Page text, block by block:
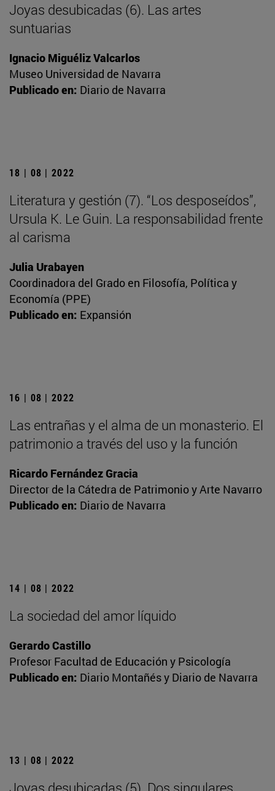
Joyas desubicadas (6). Las artes
suntuarias
Ignacio Miguéliz Valcarlos
Museo Universidad de Navarra
Publicado en: Diario de Navarra
18 | 08 | 2022
Literatura y gestión (7). “Los desposeídos”,
Ursula K. Le Guin. La responsabilidad frente
al carisma
Julia Urabayen
Coordinadora del Grado en Filosofía, Política y
Economía (PPE)
Publicado en: Expansión
16 | 08 | 2022
Las entrañas y el alma de un monasterio. El
patrimonio a través del uso y la función
Ricardo Fernández Gracia
Director de la Cátedra de Patrimonio y Arte Navarro
Publicado en: Diario de Navarra
14 | 08 | 2022
La sociedad del amor líquido
Gerardo Castillo
Profesor Facultad de Educación y Psicología
Publicado en: Diario Montañés y Diario de Navarra
13 | 08 | 2022